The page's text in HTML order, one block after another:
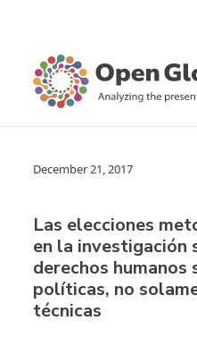
December 21, 2017
Las elecciones
en la investigación
derechos humanos
políticas, no
técnicas